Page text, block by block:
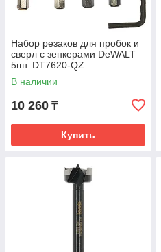
Набор резаков для пробок и
сверл с зенкерами DeWALT
5шт. DT7620-QZ
В наличии
10 260 ₸
Купить